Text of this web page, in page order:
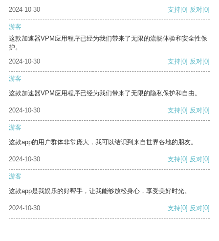
2024-10-30
支持[0] 反对[0]
游客
这款加速器VPM应用程序已经为我们带来了无限的流畅体验和安全性保
护。
2024-10-30
支持[0] 反对[0]
游客
这款加速器VPM应用程序已经为我们带来了无限的隐私保护和自由。
2024-10-30 支持[0] 反对[0]
游客
这款app的用户群体非常庞大，我可以结识到来自世界各地的朋友。
2024-10-30 支持[0] 反对[0]
游客
这款app是我娱乐的好帮手，让我能够放松身心，享受美好时光。
2024-10-30 支持[0] 反对[0]